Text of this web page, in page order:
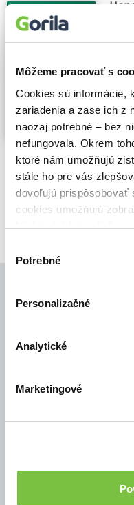
Môžeme pracovať s
Cookies sú informácie,
zariadenia a zase ich z
naozaj potrebné – bez
nefungovala. Okrem
ktoré nám umožňujú
stále ho pre vás
dovoľujú prispôsobovať
cookies umožňujú
Niektoré údaje
cookies.
súhlasu
Potrebné
Personalizačné
Analytické
Marketingové